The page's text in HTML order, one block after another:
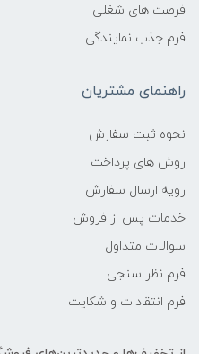
فرصت های شغلی
فرم جذب نمایندگی
راهنمای مشتریان
نحوه ثبت سفارش
روش های پرداخت
رویه ارسال سفارش
خدمات پس از فروش
سوالات متداول
فرم نظر سنجی
فرم انتقادات و شکایت